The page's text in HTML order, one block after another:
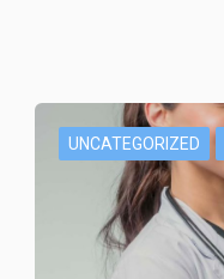
UNCATEGORIZED